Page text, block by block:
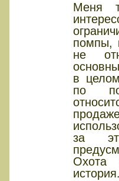
Меня
помпы,
не
в
по
за
Охота
история.